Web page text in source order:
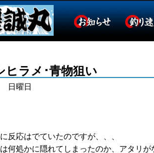
ヒラメ･青物狙い
曜日
反応はでていたのですが、、、
何処かに隠れてしまったのか、アタリが